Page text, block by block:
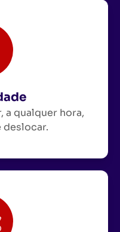
a qualquer hora,
deslocar.